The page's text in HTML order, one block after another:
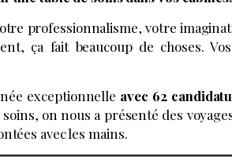
professionnalisme, votre
ça fait beaucoup de choses.
exceptionnelle avec 62
on nous a présenté des
avec les mains.